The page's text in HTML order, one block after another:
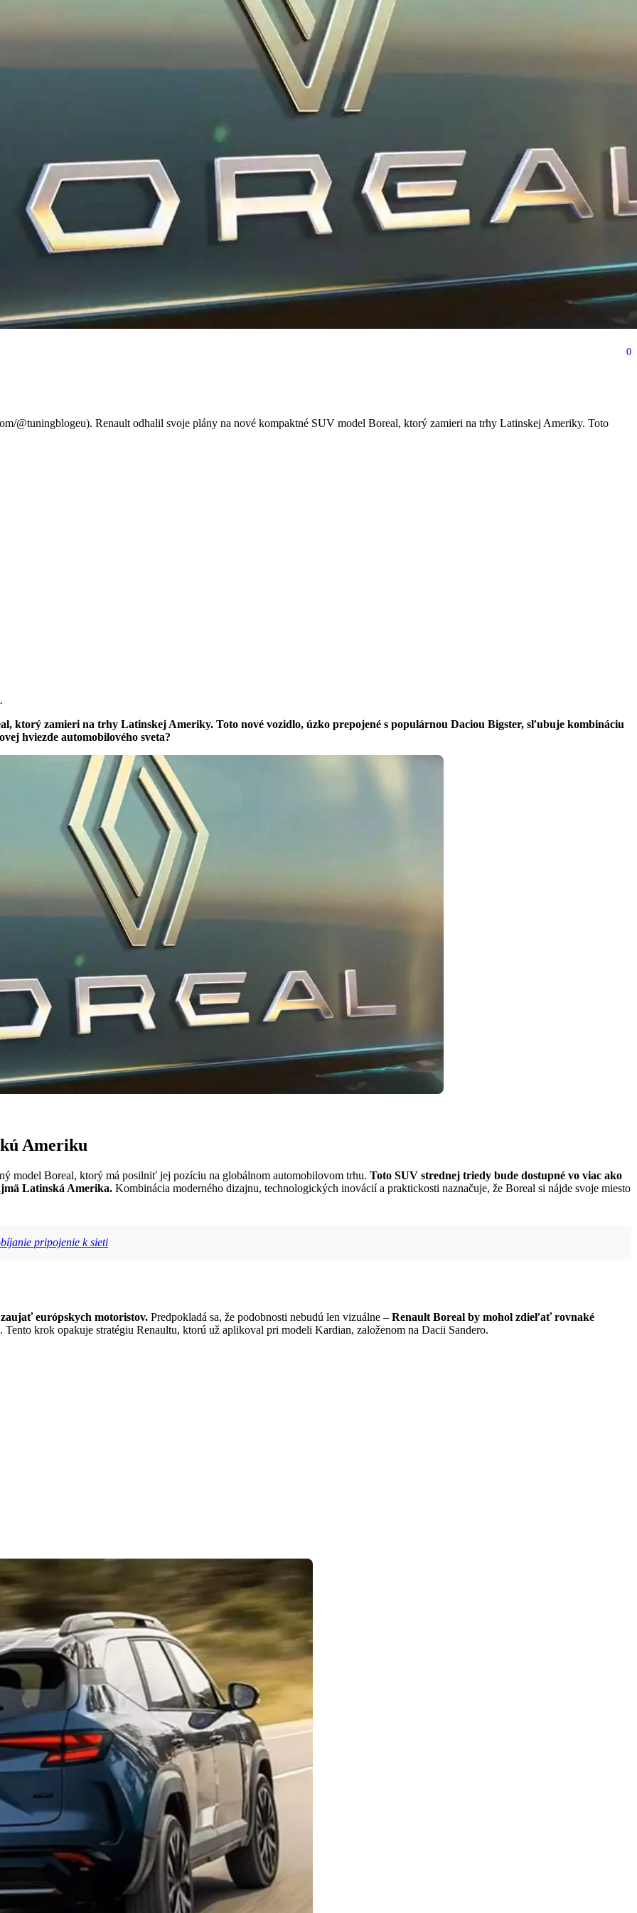
0
@tuningblogeu). Renault odhalil svoje plány na nové kompaktné SUV model Boreal, ktorý zamieri na trhy Latinskej Ameriky. Toto
ktorý zamieri na trhy Latinskej Ameriky. Toto nové vozidlo, úzko prepojené s populárnou Daciou Bigster, sľubuje kombináciu
hviezde automobilového sveta?
Ameriku
model Boreal, ktorý má posilniť jej pozíciu na globálnom automobilovom trhu. Toto SUV strednej triedy bude dostupné vo viac ako
Latinská Amerika. Kombinácia moderného dizajnu, technologických inovácií a praktickosti naznačuje, že Boreal si nájde svoje miesto
pripojenie k sieti
európskych motoristov. Predpokladá sa, že podobnosti nebudú len vizuálne – Renault Boreal by mohol zdieľať rovnaké
. Tento krok opakuje stratégiu Renaultu, ktorú už aplikoval pri modeli Kardian, založenom na Dacii Sandero.